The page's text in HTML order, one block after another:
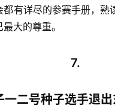
都有详尽的参赛手册，熟
大的尊重。
7.
一二号种子选手退